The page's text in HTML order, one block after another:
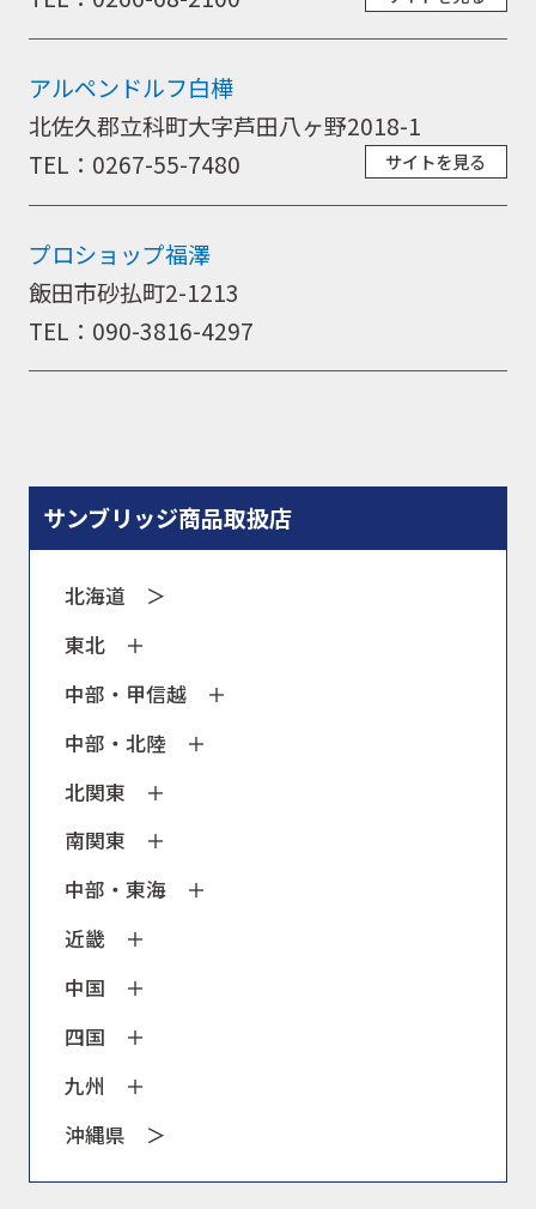
サンブリッジ商品取扱店
北海道
＞
東北
中部・甲信越
中部・北陸
北関東
南関東
中部・東海
近畿
中国
四国
九州
沖縄県
＞
アルペンドルフ白樺
北佐久郡立科町大字芦田八ヶ野2018-1
TEL：0267-55-7480
サイトを見る
プロショップ福澤
飯田市砂払町2-1213
TEL：090-3816-4297